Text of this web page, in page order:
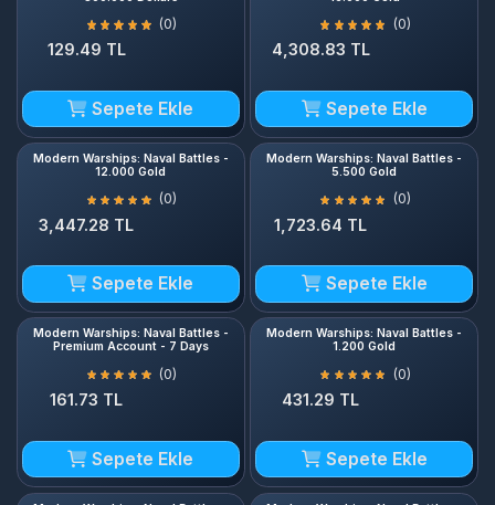
Modern Warships: Naval Battles -
12.000 Gold
(0)
3,447.28 TL
Sepete Ekle
Modern Warships: Naval Battles -
5.500 Gold
(0)
1,723.64 TL
Sepete Ekle
Modern Warships: Naval Battles -
Premium Account - 7 Days
(0)
161.73 TL
Sepete Ekle
Modern Warships: Naval Battles -
1.200 Gold
(0)
431.29 TL
Sepete Ekle
Modern Warships: Naval Battles -
500 Gold
(0)
Modern Warships: Naval Battles -
4.000 Artcoins
(0)